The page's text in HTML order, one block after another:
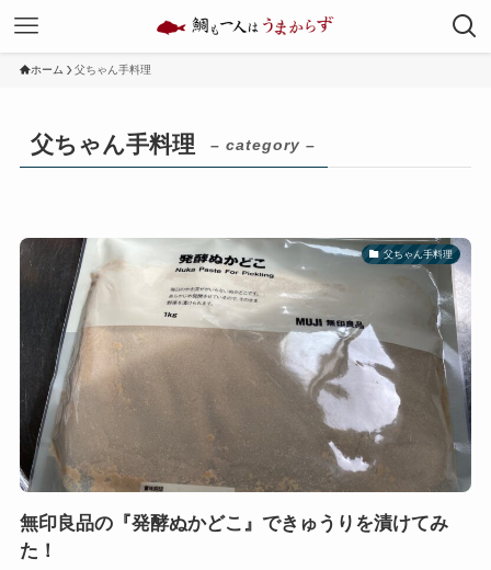
ホーム 父ちゃん手料理
父ちゃん手料理 – category –
父ちゃん手料理
無印良品の『発酵ぬかどこ』できゅうりを漬けてみ
た！